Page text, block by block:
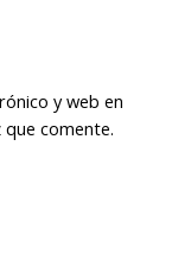
y web en
comente.